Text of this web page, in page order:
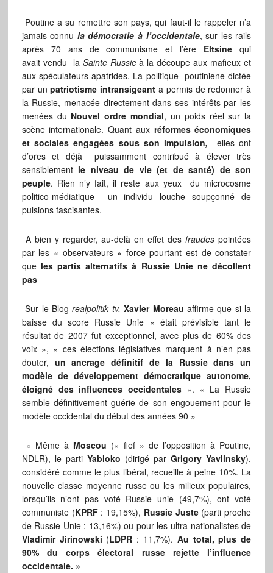
Poutine a su remettre son pays, qui faut-il le rappeler n’a
jamais connu la démocratie à l’occidentale, sur les rails
après 70 ans de communisme et l’ère Eltsine qui
avait vendu la Sainte Russieà la découpe aux mafieux et
aux spéculateurs apatrides. La politique poutiniene dictée
par unpatriotisme intransigeant a permis de redonner à
la Russie, menacée directement dans ses intérêts par les
menées du Nouvel ordre mondial, un poids réel sur la
scène internationale. Quant aux réformes économiques
et sociales engagées sous son impulsion,
elles ont
d’ores et déjà puissamment contribué à élever très
sensiblement le niveau de vie (et de santé) de son
peuple. Rien n’y fait, il reste aux yeux du microcosme
politico-médiatique un individu louche soupçonné de
pulsions fascisantes.
A bien y regarder, au-delà en effet desfraudes pointées
par les « observateurs » force pourtant est de constater
que les partis alternatifs à Russie Unie ne décollent
pas
Sur le Blogrealpolitik tv, Xavier Moreau affirme que si la
baisse du score Russie Unie « était prévisible tant le
résultat de 2007 fut exceptionnel, avec plus de 60% des
voix », « ces élections législatives marquent à n’en pas
douter, un ancrage définitif de la Russie dans un
modèle de développement démocratique autonome,
éloigné des influences occidentales ». « La Russie
semble définitivement guérie de son engouement pour le
modèle occidental du début des années 90 »
« Même à Moscou (« fief » de l’opposition à Poutine,
NDLR), le parti Yabloko (dirigé parGrigory Yavlinsky),
considéré comme le plus libéral, recueille à peine 10%. La
nouvelle classe moyenne russe ou les milieux populaires,
lorsqu’ils n’ont pas voté Russie unie (49,7%), ont voté
communiste (KPRF: 19,15%), Russie Juste(parti proche
de Russie Unie : 13,16%) ou pour les ultra-nationalistes de
Vladimir Jirinowski (LDPR : 11,7%). Au total, plus de
90% du corps électoral russe rejette l’influence
occidentale. »